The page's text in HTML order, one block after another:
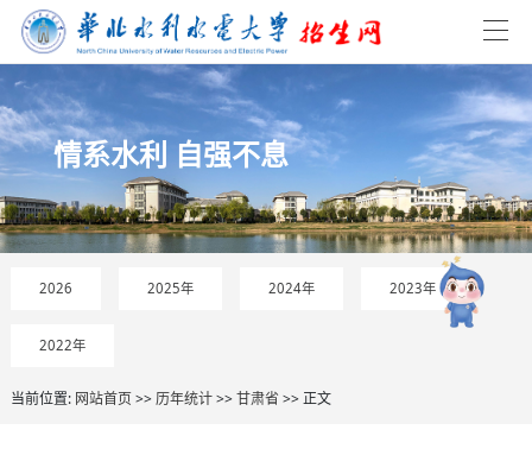
情系水利 自强不息
2026 2025年 2024年 2023年
2022年
当前位置: 网站首页>>历年统计>>甘肃省 >> 正文